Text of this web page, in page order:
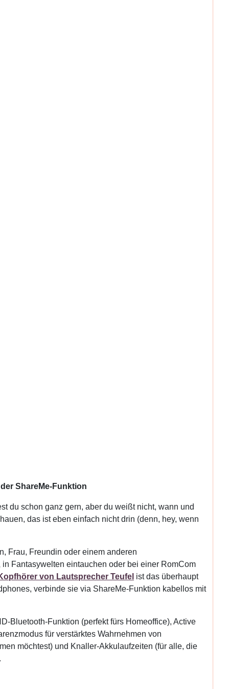
ShareMe-Funktion
du schon ganz gern, aber du weißt nicht, wann und
das ist eben einfach nicht drin (denn, hey, wenn
Frau, Freundin oder einem anderen
Fantasywelten eintauchen oder bei einer RomCom
von Lautsprecher Teufel ist das überhaupt
verbinde sie via ShareMe-Funktion kabellos mit
Bluetooth-Funktion (perfekt fürs Homeoffice), Active
für verstärktes Wahrnehmen von
möchtest) und Knaller-Akkulaufzeiten (für alle, die